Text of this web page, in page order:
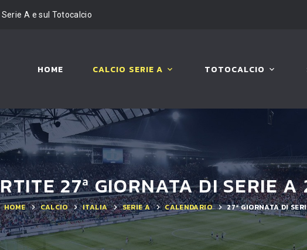
A e sul Totocalcio
HOME CALCIO SERIE A TOTOCALCIO
27ª GIORNATA DI SERIE
HOME CALCIO ITALIA SERIE A CALENDARIO 27ª GIORNATA DI